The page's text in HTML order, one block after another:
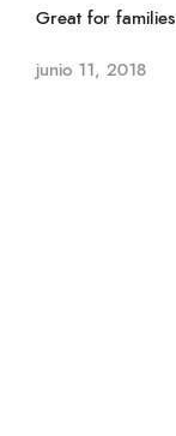
Great for families
junio 11, 2018